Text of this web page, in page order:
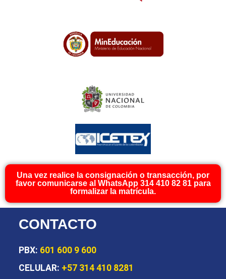
Una vez realice la consignación o transacción, por
favor comunicarse al WhatsApp 314 410 82 81 para
formalizar la matrícula.
CONTACTO
PBX: 601 600 9 600
CELULAR: +57 314 410 8281